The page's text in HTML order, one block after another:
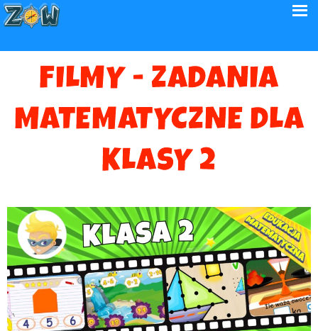
FILMY - ZADANIA
MATEMATYCZNE DLA
KLASY 2